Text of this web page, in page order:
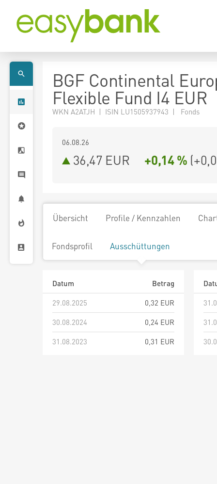
BGF Continental
Flexible Fund I4 EUR
WKN A2ATJH | ISIN LU1505937943 | Fonds
06.08.26
36,47 EUR +0,14 % (
Übersicht Profile / Kennzahlen
Fondsprofil Ausschüttungen
Datum
Betrag
29.08.2025
0,32 EUR
30.08.2024
0,24 EUR
31.08.2023
0,31 EUR